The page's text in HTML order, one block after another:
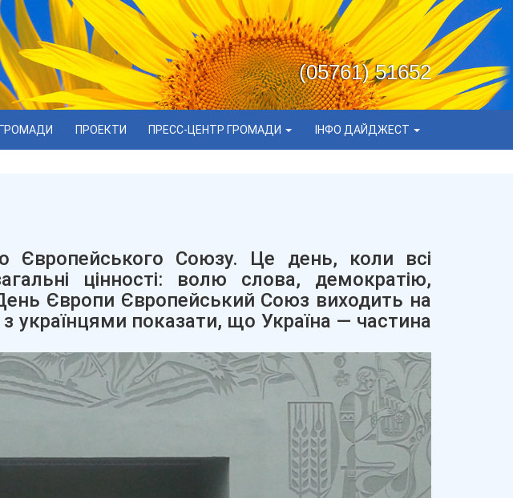
(05761) 51652
ПРОЕКТИ ПРЕСС-ЦЕНТР ГРОМАДИ ІНФО ДАЙДЖЕСТ
Союзу. Це день, коли всі
цінності: волю слова, демократію,
День Європи Європейський Союз виходить на
українцями показати, що Україна — частина